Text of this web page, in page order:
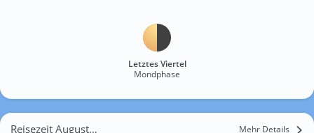
Letztes Viertel
Mondphase
Reisezeit August für Ovile Forgianello Mehr Details